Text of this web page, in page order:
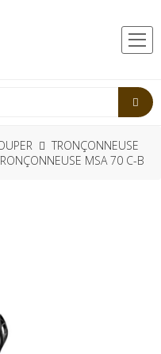
TRONÇONNEUSE
MSA 70 C-B